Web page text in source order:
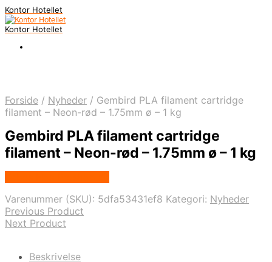
Kontor Hotellet
Kontor Hotellet
Forside / Nyheder / Gembird PLA filament cartridge
filament – Neon-rød – 1.75mm ø – 1 kg
Gembird PLA filament cartridge
filament – Neon-rød – 1.75mm ø – 1 kg
Varenummer (SKU): 5dfa53431ef8 Kategori: Nyheder
Previous Product
Next Product
Beskrivelse